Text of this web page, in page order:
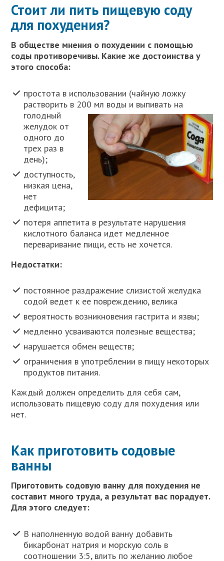
Стоит ли пить пищевую соду
для похудения?
В обществе мнения о похудении с помощью
соды противоречивы. Какие же достоинства у
этого способа:
простота в использовании (чайную ложку
растворить в 200 мл воды и выпивать на
голодный
желудок от
одного до
трех раз в
день);
доступность,
низкая цена,
нет
дефицита;
потеря аппетита в результате нарушения
кислотного баланса идет медленное
переваривание пищи, есть не хочется.
Недостатки:
постоянное раздражение слизистой желудка
содой ведет к ее повреждению, велика
вероятность возникновения гастрита и язвы;
медленно усваиваются полезные вещества;
нарушается обмен веществ;
ограничения в употреблении в пищу некоторых
продуктов питания.
Каждый должен определить для себя сам,
использовать пищевую соду для похудения или
нет.
Как приготовить содовые
ванны
Приготовить содовую ванну для похудения не
составит много труда, а результат вас порадует.
Для этого следует:
В наполненную водой ванну добавить
бикарбонат натрия и морскую соль в
соотношении 3:5, влить по желанию любое